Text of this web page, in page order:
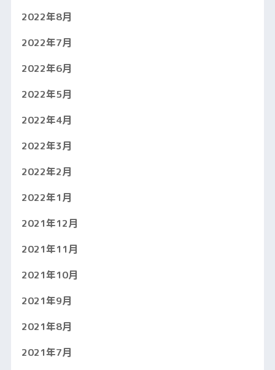
2022年8月
2022年7月
2022年6月
2022年5月
2022年4月
2022年3月
2022年2月
2022年1月
2021年12月
2021年11月
2021年10月
2021年9月
2021年8月
2021年7月